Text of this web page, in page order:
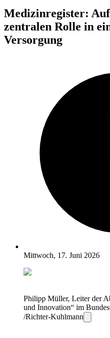
Medizinregister:
zentralen Rolle in
Versorgung
Mittwoch, 17. Juni 2026
Philipp Müller, Leiter der
und Innovation“ im
/Richter-Kuhlmann